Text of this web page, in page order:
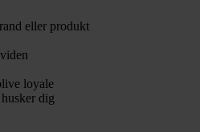
eller produkt
loyale
dig